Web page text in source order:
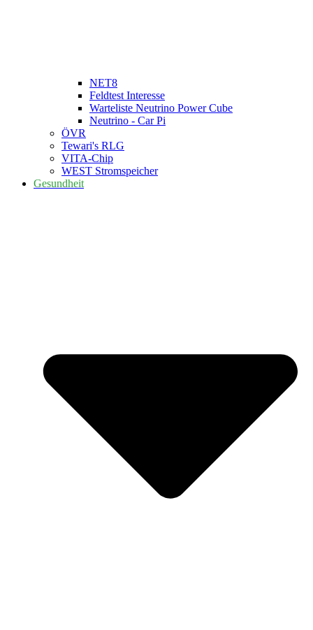
NET8
Feldtest Interesse
Warteliste Neutrino Power Cube
Neutrino - Car Pi
ÖVR
Tewari's RLG
VITA-Chip
WEST Stromspeicher
Gesundheit